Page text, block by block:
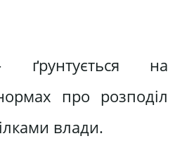
ґрунтується на
про розподіл
влади.